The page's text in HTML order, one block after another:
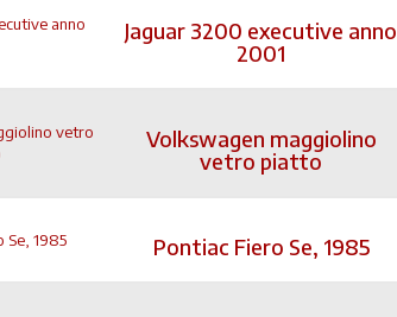
Jaguar 3200 executive anno
2001
Volkswagen maggiolino
vetro piatto
Pontiac Fiero Se, 1985